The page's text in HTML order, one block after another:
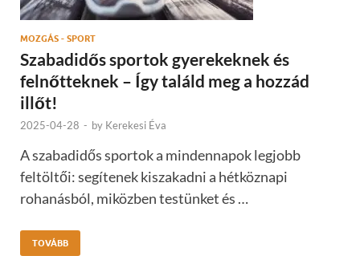
MOZGÁS - SPORT
Szabadidős sportok gyerekeknek és
felnőtteknek – Így találd meg a hozzád
illőt!
2025-04-28 - by Kerekesi Éva
A szabadidős sportok a mindennapok legjobb
feltöltői: segítenek kiszakadni a hétköznapi
rohanásból, miközben testünket és …
TOVÁBB